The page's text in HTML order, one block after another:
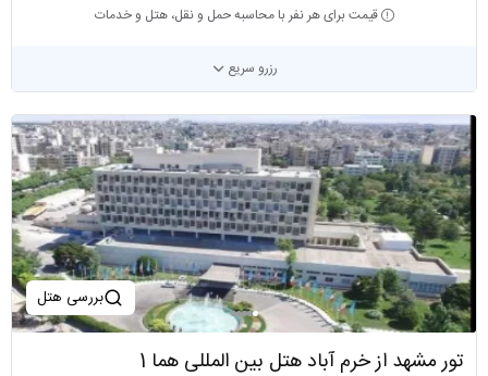
قیمت برای هر نفر با محاسبه حمل و نقل، هتل و خدمات
رزرو سریع
بررسی هتل
تور مشهد از خرم آباد هتل بین المللی هما 1